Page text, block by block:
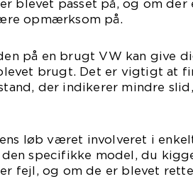
blevet passet på, og om der
opmærksom på.
på en brugt VW kan give
brugt. Det er vigtigt at
der indikerer mindre
løb været involveret i
specifikke model, du
fejl, og om de er blevet